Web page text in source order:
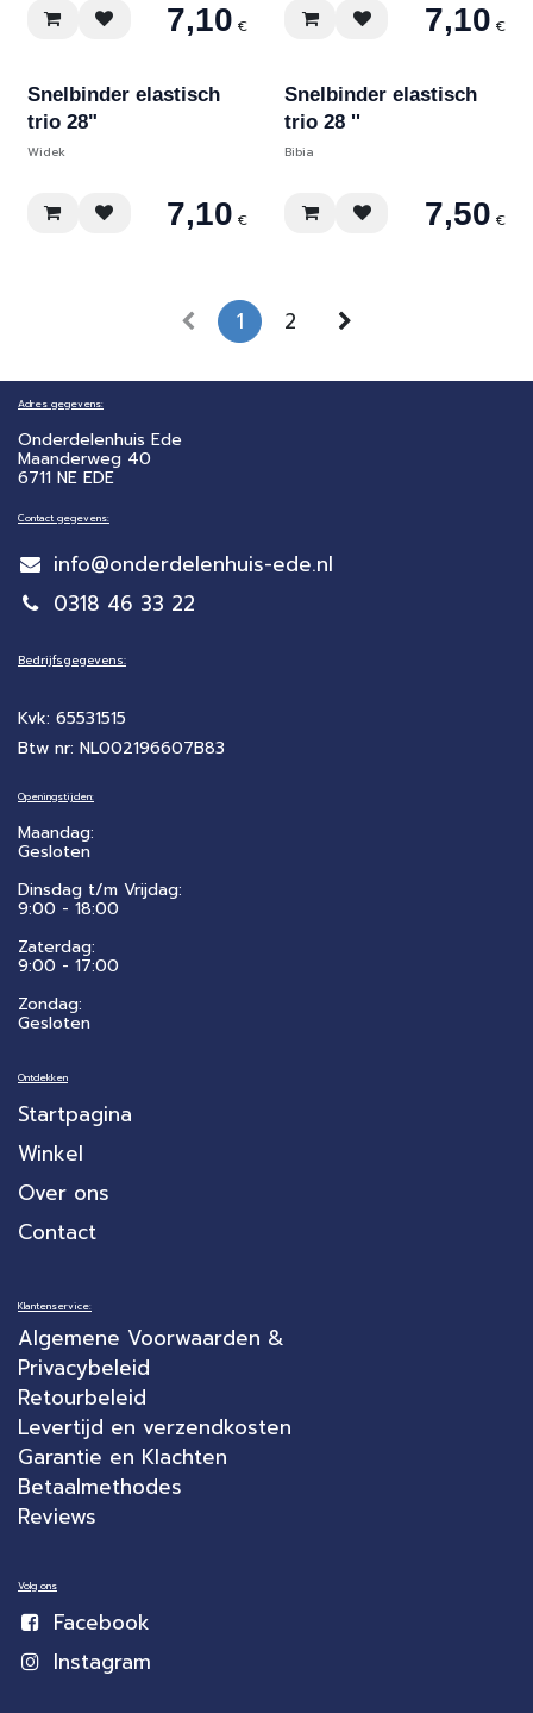
7,10 € 7,10 €
Snelbinder elastisch
trio 28"
Widek
7,10 €
Snelbinder elastisch
trio 28 ''
Bibia
7,50 €
1 2
Adres gegevens:
Onderdelenhuis Ede
Maanderweg 40
6711 NE EDE
Contact gegevens:
info@onderdelenhuis-ede.nl
0318 46 33 22
Bedrijfsgegevens:
Kvk: 65531515
Btw nr: NL002196607B83
Openingstijden:
Maandag:
Gesloten
Dinsdag t/m Vrijdag:
9:00 - 18:00
Zaterdag:
​9:00 - 17:00
Zondag:
Gesloten
Ontdekken
Startpagina
Winkel
Over ons
Contact
Klantenservice:
Algemene Voorwaarden &
Privacybeleid
Retourbeleid
Levertijd en verzendkosten
Garantie en Klachten
Betaalmethodes
Reviews
Volg ons
Facebook
Instagram